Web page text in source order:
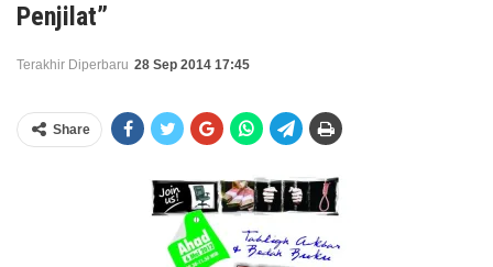
Penjilat”
Terakhir Diperbaru 28 Sep 2014 17:45
Share